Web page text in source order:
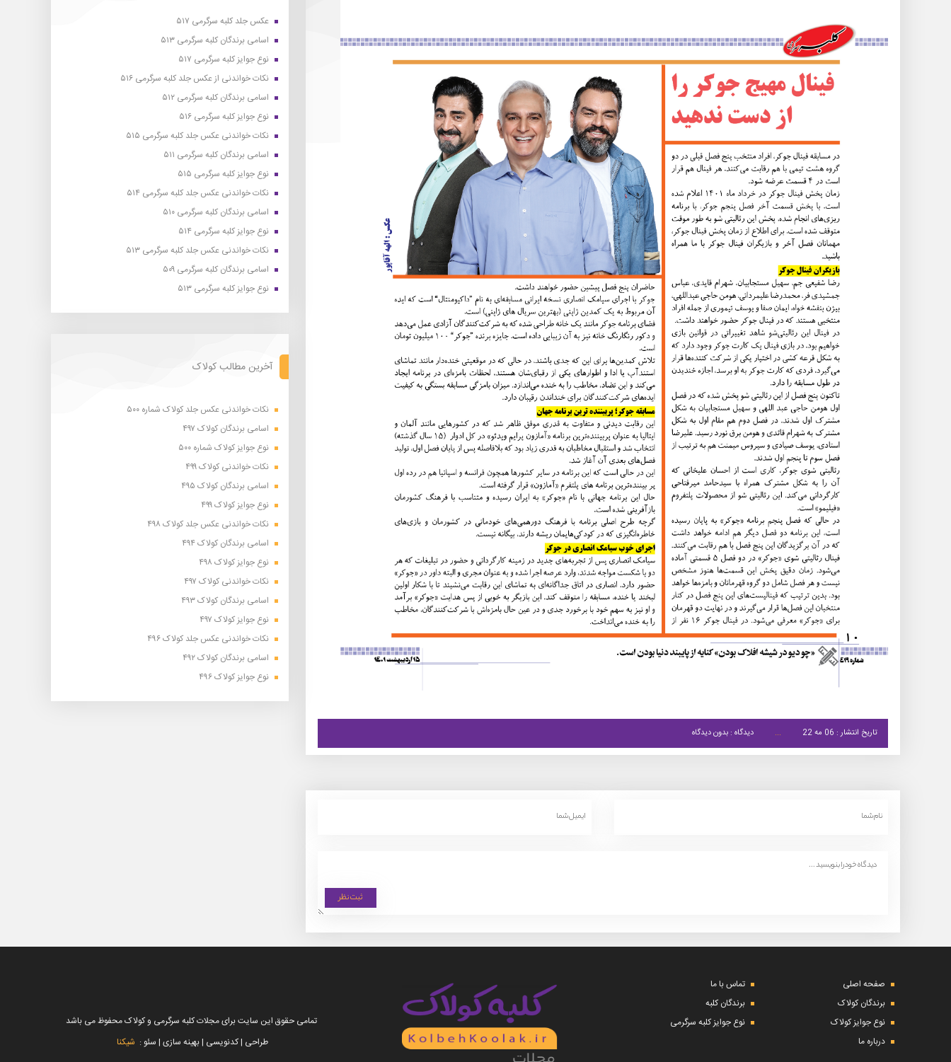
تاریخ انتشار : 06 مه 22 دیدگاه : بدون دیدگاه
عکس جلد کلبه سرگرمی ۵۱۷
اسامی برندگان کلبه سرگرمی ۵۱۳
نوع جوایز کلبه سرگرمی ۵۱۷
نکات خواندنی از عکس جلد کلبه سرگرمی ۵۱۶
اسامی برندگان کلبه سرگرمی ۵۱۲
نوع جوایز کلبه سرگرمی ۵۱۶
نکات خواندنی عکس جلد کلبه سرگرمی ۵۱۵
اسامی برندگان کلبه سرگرمی ۵۱۱
نوع جوایز کلبه سرگرمی ۵۱۵
نکات خواندنی عکس جلد کلبه سرگرمی ۵۱۴
اسامی برندگان کلبه سرگرمی ۵۱۰
نوع جوایز کلبه سرگرمی ۵۱۴
نکات خواندنی عکس جلد کلبه سرگرمی ۵۱۳
اسامی برندگان کلبه سرگرمی ۵۰۹
نوع جوایز کلبه سرگرمی ۵۱۳
آخرین مطالب کولاک
نکات خواندنی عکس جلد کولاک شماره ۵۰۰
اسامی برندگان کولاک ۴۹۷
نوع جوایز کولاک شماره ۵۰۰
نکات خواندنی کولاک ۴۹۹
اسامی برندگان کولاک ۴۹۵
نوع جوایز کولاک ۴۹۹
نکات خواندنی عکس جلد کولاک ۴۹۸
اسامی برندگان کولاک ۴۹۴
نوع جوایز کولاک ۴۹۸
نکات خواندنی کولاک ۴۹۷
اسامی برندگان کولاک ۴۹۳
نوع جوایز کولاک ۴۹۷
نکات خواندنی عکس جلد کولاک ۴۹۶
اسامی برندگان کولاک ۴۹۲
نوع جوایز کولاک ۴۹۶
صفحه اصلی
تماس با ما
برندگان کولاک
برندگان کلبه
نوع جوایز کولاک
نوع جوایز کلبه سرگرمی
درباره ما
تمامی حقوق این سایت برای مجلات کلبه سرگرمی و کولاک محفوظ می باشد
طراحی | کدنویسی | بهینه سازی | سئو : شیکنا